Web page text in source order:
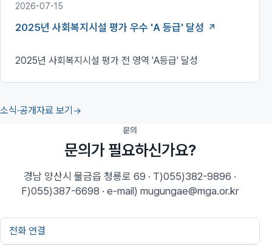
2026-07-15
2025년 사회복지시설 평가 우수 'A 등급' 달성
2025년 사회복지시설 평가 전 영역 'A등급' 달성
소식·공개자료 보기
문의
문의가 필요하신가요?
경남 양산시 물금읍 청룡로 69 · T)055)382-9896 ·
F)055)387-6698 · e-mail) mugungae@mga.or.kr
전화 연결